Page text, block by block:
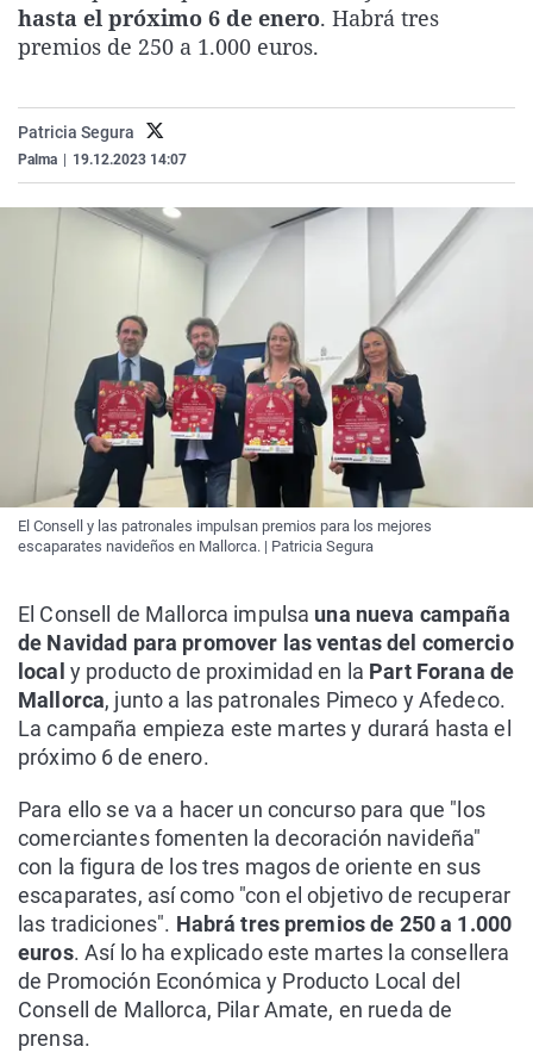
La rosa de los vientos
Como el perro y el
Caso
Equipo de
Extremadura
La Rioja
País Vasco
Virales
Elecciones
hasta el próximo 6 de enero. Habrá tres
premios de 250 a 1.000 euros.
Patricia Segura
Palma 19.12.2023 14:07
El Consell y las patronales impulsan premios para los mejores
escaparates navideños en Mallorca. | Patricia Segura
El Consell de Mallorca impulsa una nueva campaña
de Navidad para promover las ventas del comercio
local y producto de proximidad en la Part Forana de
Mallorca, junto a las patronales Pimeco y Afedeco.
La campaña empieza este martes y durará hasta el
próximo 6 de enero.
Para ello se va a hacer un concurso para que "los
comerciantes fomenten la decoración navideña"
con la figura de los tres magos de oriente en sus
escaparates, así como "con el objetivo de recuperar
las tradiciones". Habrá tres premios de 250 a 1.000
euros. Así lo ha explicado este martes la consellera
de Promoción Económica y Producto Local del
Consell de Mallorca, Pilar Amate, en rueda de
prensa.